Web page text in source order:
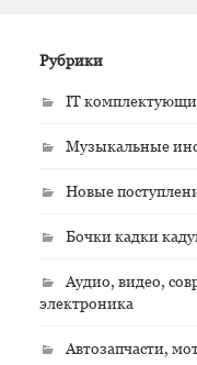
Рубрики
IT
Музыкальные
Новые
Бочки кадки
Аудио, видео,
электроника
Автозапчасти,